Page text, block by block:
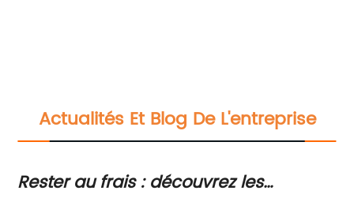
Actualités Et Blog De L'entreprise
Nouveau ventilateur DC